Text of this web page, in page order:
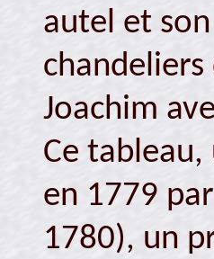
autel et
Joachim
Ce
en 1779
1780), un